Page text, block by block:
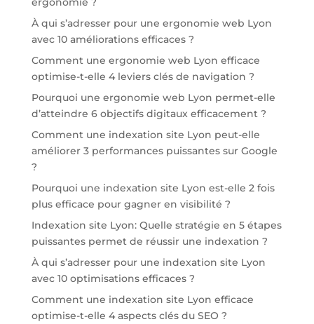
À qui s’adresser pour une ergonomie web Lyon
avec 10 améliorations efficaces ?
Comment une ergonomie web Lyon efficace
optimise-t-elle 4 leviers clés de navigation ?
Pourquoi une ergonomie web Lyon permet-elle
d’atteindre 6 objectifs digitaux efficacement ?
Comment une indexation site Lyon peut-elle
améliorer 3 performances puissantes sur Google
?
Pourquoi une indexation site Lyon est-elle 2 fois
plus efficace pour gagner en visibilité ?
Indexation site Lyon: Quelle stratégie en 5 étapes
puissantes permet de réussir une indexation ?
À qui s’adresser pour une indexation site Lyon
avec 10 optimisations efficaces ?
Comment une indexation site Lyon efficace
optimise-t-elle 4 aspects clés du SEO ?